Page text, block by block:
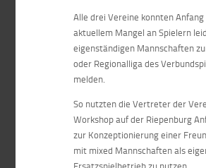
Alle drei Vereine konnten Anfang
aktuellem Mangel an Spielern
eigenständigen Mannschaften
oder Regionalliga des
melden.
So nutzten die Vertreter der
Workshop auf der Riepenburg
zur Konzeptionierung einer
mit mixed Mannschaften als